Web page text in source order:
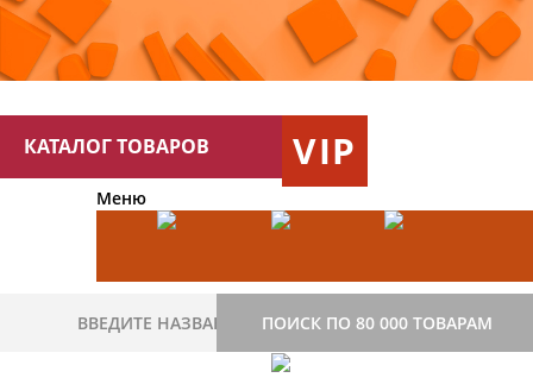
КАТАЛОГ ТОВАРОВ VIP
Меню
ПОИСК ПО 80 000 ТОВАРАМ